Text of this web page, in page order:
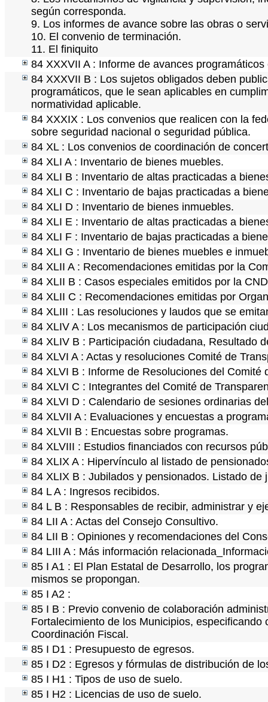
según corresponda.
9. Los informes de avance sobre las obras o
10. El convenio de terminación.
11. El finiquito
84 XXXVII A : Informe de avances
84 XXXVII B : Los sujetos obligados deben
programáticos, que le sean aplicables en
normatividad aplicable.
84 XXXIX : Los convenios que realicen con la
sobre seguridad nacional o seguridad pública.
84 XL : Los convenios de coordinación de
84 XLI A : Inventario de bienes muebles.
84 XLI B : Inventario de altas practicadas a
84 XLI C : Inventario de bajas practicadas a
84 XLI D : Inventario de bienes inmuebles.
84 XLI E : Inventario de altas practicadas a
84 XLI F : Inventario de bajas practicadas a
84 XLI G : Inventario de bienes muebles e
84 XLII A : Recomendaciones emitidas por la
84 XLII B : Casos especiales emitidos por la
84 XLII C : Recomendaciones emitidas por
84 XLIII : Las resoluciones y laudos que se
84 XLIV A : Los mecanismos de participación
84 XLIV B : Participación ciudadana, Resultado
84 XLVI A : Actas y resoluciones Comité de
84 XLVI B : Informe de Resoluciones del Comité
84 XLVI C : Integrantes del Comité de
84 XLVI D : Calendario de sesiones ordinarias
84 XLVII A : Evaluaciones y encuestas a
84 XLVII B : Encuestas sobre programas.
84 XLVIII : Estudios financiados con recursos
84 XLIX A : Hipervínculo al listado de
84 XLIX B : Jubilados y pensionados. Listado
84 L A : Ingresos recibidos.
84 L B : Responsables de recibir, administrar y
84 LII A : Actas del Consejo Consultivo.
84 LII B : Opiniones y recomendaciones del
84 LIII A : Más información
85 I A1 : El Plan Estatal de Desarrollo, los
mismos se propongan.
85 I A2 :
85 I B : Previo convenio de colaboración
Fortalecimiento de los Municipios,
Coordinación Fiscal.
85 I D1 : Presupuesto de egresos.
85 I D2 : Egresos y fórmulas de distribución de
85 I H1 : Tipos de uso de suelo.
85 I H2 : Licencias de uso de suelo.